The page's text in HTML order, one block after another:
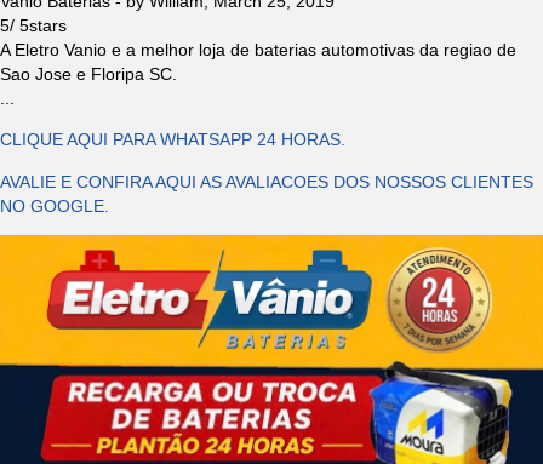
5/ 5stars
A Eletro Vanio e a melhor loja de baterias automotivas da regiao de
Sao Jose e Floripa SC.
CLIQUE AQUI PARA WHATSAPP 24 HORAS.
AVALIE E CONFIRA AQUI AS AVALIACOES DOS NOSSOS CLIENTES
NO GOOGLE.